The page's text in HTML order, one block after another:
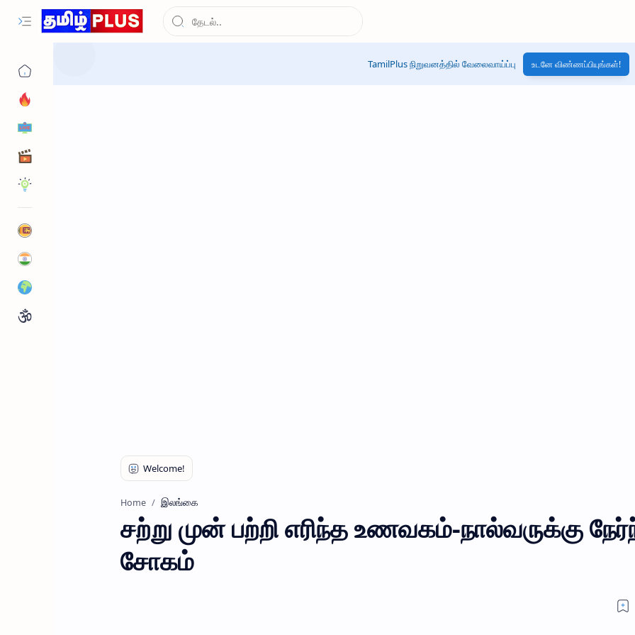
TamilPlus நிறுவனத்தில் வேலைவாய்ப்பு உடனே விண்ணப்பியுங்கள்!
Home இலங்கை
சற்று முன் பற்றி எரிந்த உணவகம்-நால்வருக்கு
சோகம்